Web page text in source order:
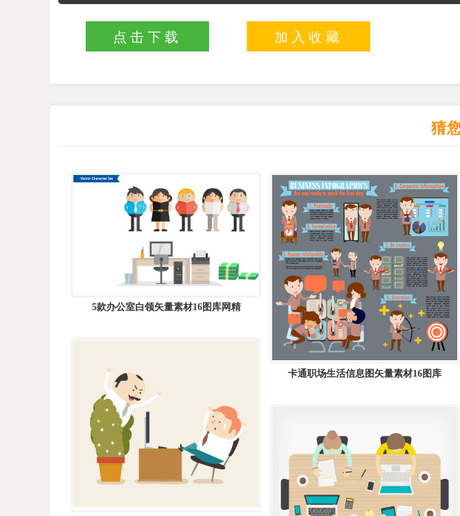
点击下载 加入收藏
猜
5款办公室白领矢量素材16图库网精
卡通职场生活信息图矢量素材16图库